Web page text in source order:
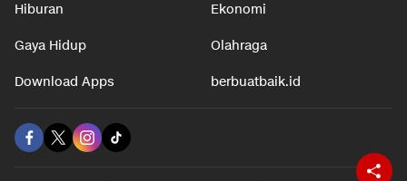
Hiburan Ekonomi
Gaya Hidup Olahraga
Download Apps berbuatbaik.id